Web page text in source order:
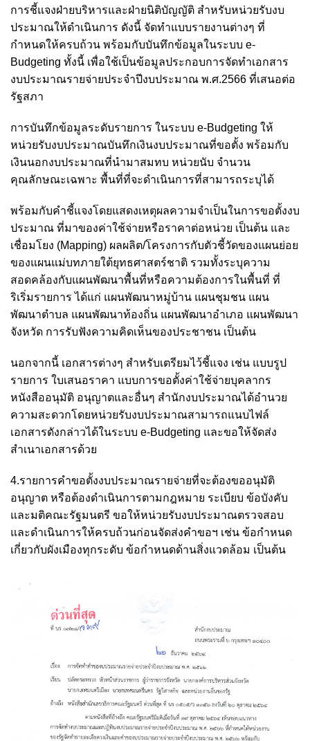
การชี้แจงฝ่ายบริหารและฝ่ายนิติบัญญัติ สำหรับหน่วยรับงบ
ประมาณให้ดำเนินการ ดังนี้ จัดทำแบบรายงานต่างๆ ที่
กำหนดให้ครบถ้วน พร้อมกับบันทึกข้อมูลในระบบ e-
Budgeting ทั้งนี้ เพื่อใช้เป็นข้อมูลประกอบการจัดทำเอกสาร
งบประมาณรายจ่ายประจำปีงบประมาณ พ.ศ.2566 ที่เสนอต่อ
รัฐสภา
การบันทึกข้อมูลระดับรายการ ในระบบ e-Budgeting ให้
หน่วยรับงบประมาณบันทึกเงินงบประมาณที่ขอตั้ง พร้อมกับ
เงินนอกงบประมาณที่นำมาสมทบ หน่วยนับ จำนวน
คุณลักษณะเฉพาะ พื้นที่ที่จะดำเนินการที่สามารถระบุได้
พร้อมกับคำชี้แจงโดยแสดงเหตุผลความจำเป็นในการขอตั้งงบ
ประมาณ ที่มาของค่าใช้จ่ายหรือราคาต่อหน่วย เป็นต้น และ
เชื่อมโยง (Mapping) ผลผลิต/โครงการกับตัวชี้วัดของแผนย่อย
ของแผนแม่บทภายใต้ยุทธศาสตร์ชาติ รวมทั้งระบุความ
สอดคล้องกับแผนพัฒนาพื้นที่หรือความต้องการในพื้นที่ ที่
ริเริ่มรายการ ได้แก่ แผนพัฒนาหมู่บ้าน แผนชุมชน แผน
พัฒนาตำบล แผนพัฒนาท้องถิ่น แผนพัฒนาอำเภอ แผนพัฒนา
จังหวัด การรับฟังความคิดเห็นของประชาชน เป็นต้น
นอกจากนี้ เอกสารต่างๆ สำหรับเตรียมไว้ชี้แจง เช่น แบบรูป
รายการ ใบเสนอราคา แบบการขอตั้งค่าใช้จ่ายบุคลากร
หนังสืออนุมัติ อนุญาตและอื่นๆ สำนักงบประมาณได้อำนวย
ความสะดวกโดยหน่วยรับงบประมาณสามารถแนบไฟล์
เอกสารดังกล่าวได้ในระบบ e-Budgeting และขอให้จัดส่ง
สำเนาเอกสารด้วย
4.รายการคำขอตั้งงบประมาณรายจ่ายที่จะต้องขออนุมัติ
อนุญาต หรือต้องดำเนินการตามกฎหมาย ระเบียบ ข้อบังคับ
และมติคณะรัฐมนตรี ขอให้หน่วยรับงบประมาณตรวจสอบ
และดำเนินการให้ครบถ้วนก่อนจัดส่งคำขอฯ เช่น ข้อกำหนด
เกี่ยวกับผังเมืองทุกระดับ ข้อกำหนดด้านสิ่งแวดล้อม เป็นต้น